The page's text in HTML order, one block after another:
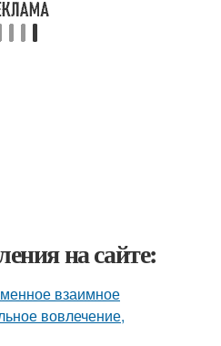
на сайте:
взаимное
вовлечение,